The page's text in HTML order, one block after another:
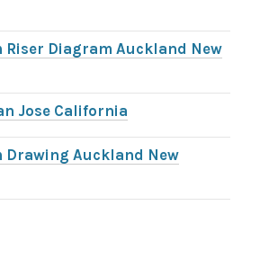
Riser Diagram Auckland New
Jose California
Drawing Auckland New